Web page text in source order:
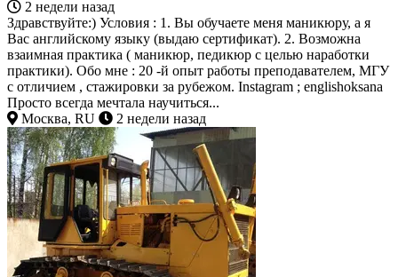
2 недели назад
Здравствуйте:) Условия : 1. Вы обучаете меня маникюру, а я
Вас английскому языку (выдаю сертификат). 2. Возможна
взаимная практика ( маникюр, педикюр с целью наработки
практики). Обо мне : 20 -й опыт работы преподавателем, МГУ
с отличием , стажировки за рубежом. Instagram ; englishoksana
Просто всегда мечтала научиться...
Москва, RU
2 недели назад